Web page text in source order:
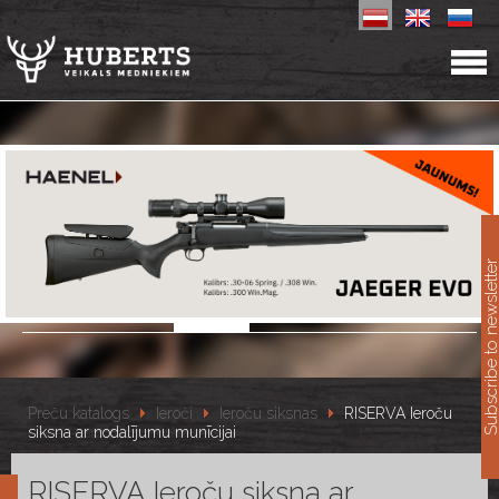
Preču katalogs Ieroči Ieroču siksnas
RISERVA Ieroču
siksna ar nodalījumu munīcijai
RISERVA Ieroču siksna ar
Subscribe